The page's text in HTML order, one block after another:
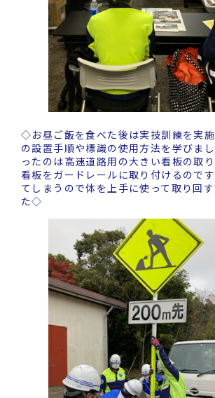
◇お昼ご飯を食べた後は実技訓練を実
の設置手順や標識の使用方法を学びま
ったのは高速道路用の大きい看板の取
看板をガードレールに取り付けるので
てしまうので体を上手に使って取り回
た◇